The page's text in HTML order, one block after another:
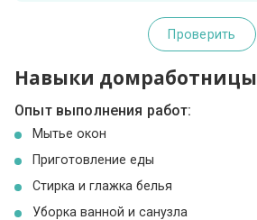
Проверить
Навыки домработницы
Опыт выполнения работ:
Мытье окон
Приготовление еды
Стирка и глажка белья
Уборка ванной и санузла